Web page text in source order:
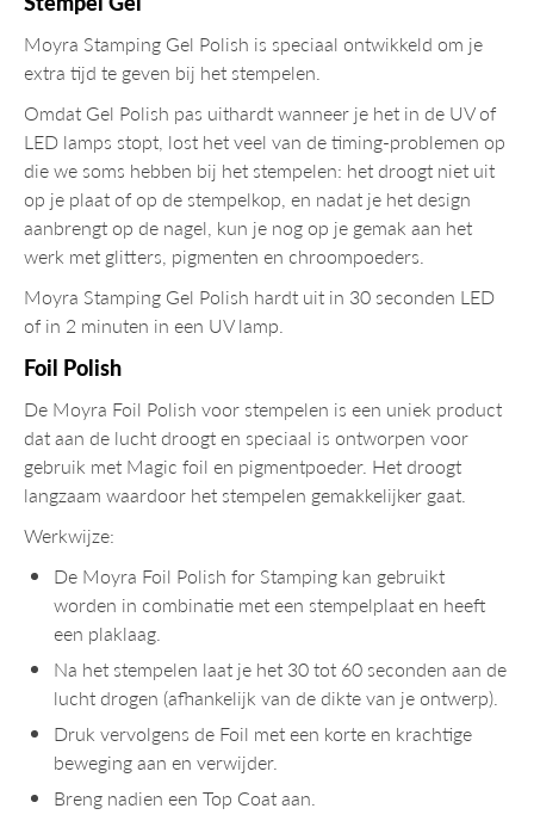
Moyra Stamping Gel Polish is speciaal ontwikkeld om je
extra tijd te geven bij het stempelen.
Omdat Gel Polish pas uithardt wanneer je het in de UV of
LED lamps stopt, lost het veel van de timing-problemen op
die we soms hebben bij het stempelen: het droogt niet uit
op je plaat of op de stempelkop, en nadat je het design
aanbrengt op de nagel, kun je nog op je gemak aan het
werk met glitters, pigmenten en chroompoeders.
Moyra Stamping Gel Polish hardt uit in 30 seconden LED
of in 2 minuten in een UV lamp.
Foil Polish
De Moyra Foil Polish voor stempelen is een uniek product
dat aan de lucht droogt en speciaal is ontworpen voor
gebruik met Magic foil en pigmentpoeder. Het droogt
langzaam waardoor het stempelen gemakkelijker gaat.
Werkwijze:
De Moyra Foil Polish for Stamping kan gebruikt
worden in combinatie met een stempelplaat en heeft
een plaklaag.
Na het stempelen laat je het 30 tot 60 seconden aan de
lucht drogen (afhankelijk van de dikte van je ontwerp).
Druk vervolgens de Foil met een korte en krachtige
beweging aan en verwijder.
Breng nadien een Top Coat aan.